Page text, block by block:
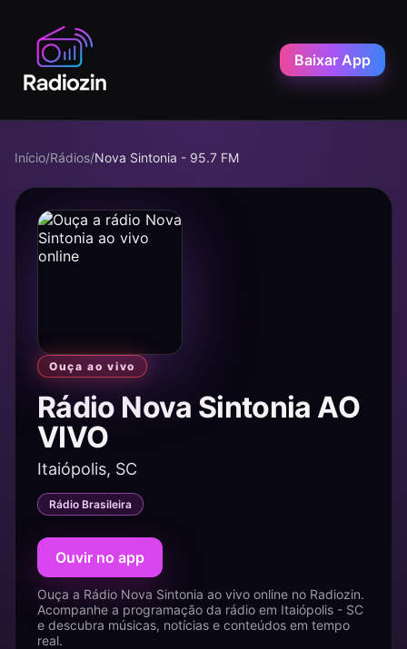
Baixar App
Início/Rádios/Nova Sintonia - 95.7 FM
Ouça ao vivo
Rádio Nova Sintonia AO
VIVO
Itaiópolis, SC
Rádio Brasileira
Ouvir no app
Ouça a Rádio Nova Sintonia ao vivo online no Radiozin.
Acompanhe a programação da rádio em Itaiópolis - SC
e descubra músicas, notícias e conteúdos em tempo
real.